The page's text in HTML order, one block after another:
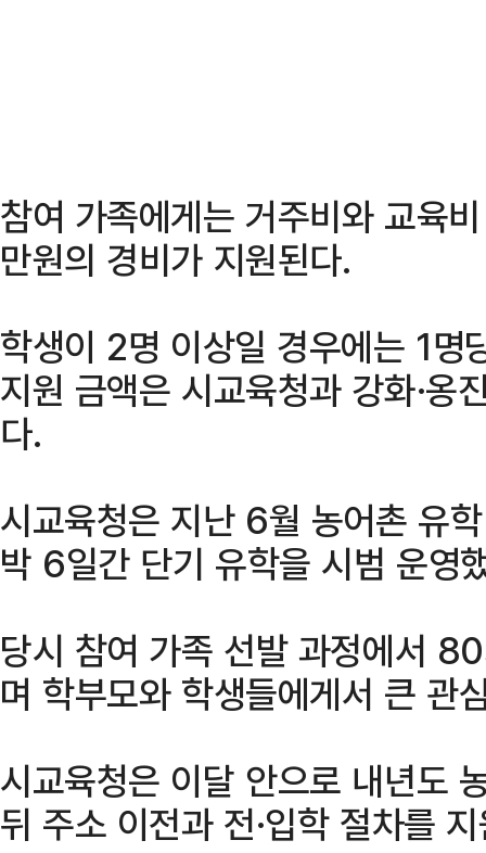
참여 가족에게는 거주비와 교육
만원의 경비가 지원된다.
학생이 2명 이상일 경우에는 1
지원 금액은 시교육청과 강화·옹
다.
시교육청은 지난 6월 농어촌 유
박 6일간 단기 유학을 시범 운영
당시 참여 가족 선발 과정에서
며 학부모와 학생들에게서 큰 관
시교육청은 이달 안으로 내년도
뒤 주소 이전과 전·입학 절차를